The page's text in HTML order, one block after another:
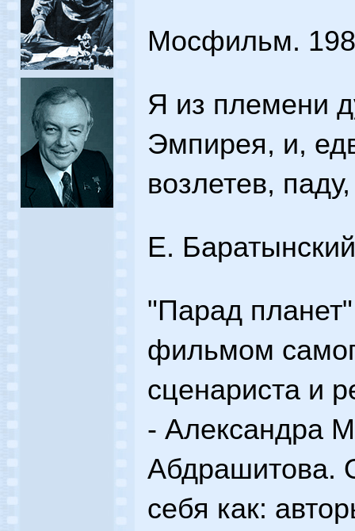
Мосфильм.
Я из племени
Эмпирея, и,
возлетев,
Е. Баратынский
"Парад
фильмом
сценариста и
- Александра
Абдрашитова.
себя как: